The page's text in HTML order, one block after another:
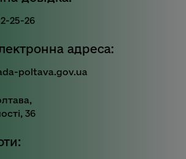
25-26
адреса:
poltava.gov.ua
36